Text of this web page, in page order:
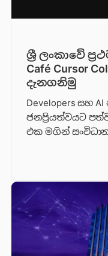
ශ්‍රී ලංකාවේ
Café Cursor
දැනගනිමු
Developers සහ
ජනප්‍රියත්වයට පත්ව
එක මගින්